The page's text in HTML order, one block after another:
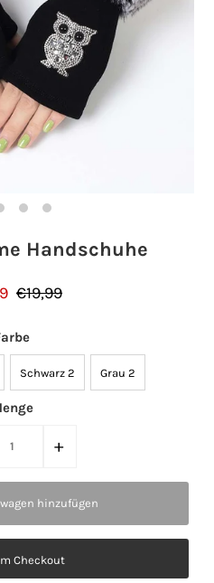
Handschuhe
€19,99
Schwarz 2 Grau 2
+
Checkout